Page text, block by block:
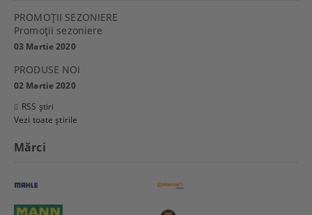
PROMOŢII SEZONIERE
Promoţii sezoniere
03 Martie 2020
PRODUSE NOI
02 Martie 2020
RSS știri
Vezi toate știrile
Mărci